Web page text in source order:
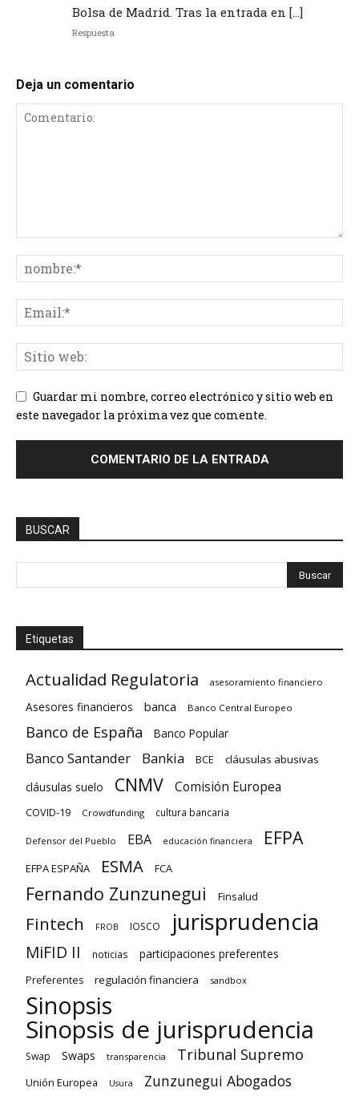
Bolsa de Madrid. Tras la entrada en […]
Respuesta
Deja un comentario
Guardar mi nombre, correo electrónico y sitio web en
este navegador la próxima vez que comente.
BUSCAR
Etiquetas
Actualidad Regulatoria asesoramiento financiero
Asesores financieros banca Banco Central Europeo
Banco de España Banco Popular
Banco Santander Bankia BCE cláusulas abusivas
cláusulas suelo CNMV Comisión Europea
COVID-19 Crowdfunding cultura bancaria
Defensor del Pueblo EBA educación financiera EFPA
EFPA ESPAÑA ESMA FCA
Fernando Zunzunegui Finsalud
Fintech FROB IOSCO jurisprudencia
MiFID II noticias participaciones preferentes
Preferentes regulación financiera sandbox
Sinopsis
Sinopsis de jurisprudencia
Swap Swaps transparencia Tribunal Supremo
Unión Europea Usura Zunzunegui Abogados